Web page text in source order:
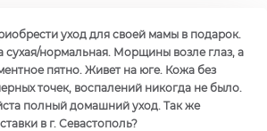
уход для своей мамы в подарок.
сухая/нормальная. Морщины возле глаз, а
пятно. Живет на юге. Кожа без
точек, воспалений никогда не было.
полный домашний уход. Так же
в г. Севастополь?